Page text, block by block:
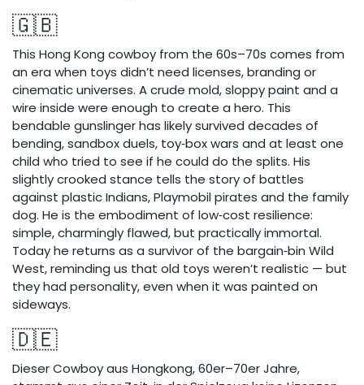
🇬🇧
This Hong Kong cowboy from the 60s–70s comes from
an era when toys didn’t need licenses, branding or
cinematic universes. A crude mold, sloppy paint and a
wire inside were enough to create a hero. This
bendable gunslinger has likely survived decades of
bending, sandbox duels, toy‑box wars and at least one
child who tried to see if he could do the splits. His
slightly crooked stance tells the story of battles
against plastic Indians, Playmobil pirates and the family
dog. He is the embodiment of low‑cost resilience:
simple, charmingly flawed, but practically immortal.
Today he returns as a survivor of the bargain‑bin Wild
West, reminding us that old toys weren’t realistic — but
they had personality, even when it was painted on
sideways.
🇩🇪
Dieser Cowboy aus Hongkong, 60er–70er Jahre,